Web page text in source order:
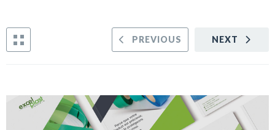
NEXT
PREVIOUS